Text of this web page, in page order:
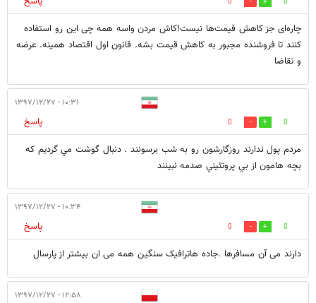
چاره‌ای جز کاهش قیمت‌ها نیست!کاش مردن واسه همه چی این رو استفاده
کنند تا فروشنده مجبور به کاهش قیمت بشه. قانون اول اقتصاد همینه. عرضه
و تقاضا
۱۰:۳۱ - ۱۳۹۷/۱۲/۲۷
0
0
پاسخ
مردم پول ندارند روزگارشون رو به شب برسونند . دنبال گوشت مي گرديم كه
بچه هامون از بي پروتئيني صدمه نبينند
۱۰:۳۴ - ۱۳۹۷/۱۲/۲۷
0
0
پاسخ
دارند می آن مسافرها .جاده هاترافیک سنگین همه می ان بیشتر از پارسال
۱۲:۵۸ - ۱۳۹۷/۱۲/۲۷